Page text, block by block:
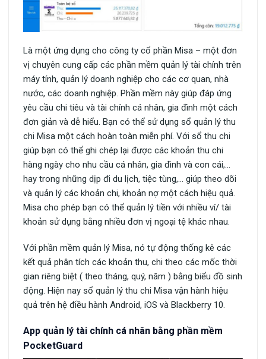
Là một ứng dụng cho công ty cổ phần Misa – một đơn
vị chuyên cung cấp các phần mềm quản lý tài chính trên
máy tính, quản lý doanh nghiệp cho các cơ quan, nhà
nước, các doanh nghiệp. Phần mềm này giúp đáp ứng
yêu cầu chi tiêu và tài chính cá nhân, gia đình một cách
đơn giản và dễ hiểu. Bạn có thể sử dụng sổ quản lý thu
chi Misa một cách hoàn toàn miễn phí. Với sổ thu chi
giúp bạn có thể ghi chép lại được các khoản thu chi
hàng ngày cho nhu cầu cá nhân, gia đình và con cái,…
hay trong những dịp đi du lịch, tiệc tùng,… giúp theo dõi
và quản lý các khoản chi, khoản nợ một cách hiệu quả.
Misa cho phép bạn có thể quản lý tiền với nhiều ví/ tài
khoản sử dụng bằng nhiều đơn vị ngoại tệ khác nhau.
Với phần mềm quản lý Misa, nó tự động thống kê các
kết quả phân tích các khoản thu, chi theo các mốc thời
gian riêng biệt ( theo tháng, quý, năm ) bằng biểu đồ sinh
động. Hiện nay sổ quản lý thu chi Misa vận hành hiệu
quả trên hệ điều hành Android, iOS và Blackberry 10.
App quản lý tài chính cá nhân bằng phần mềm
PocketGuard